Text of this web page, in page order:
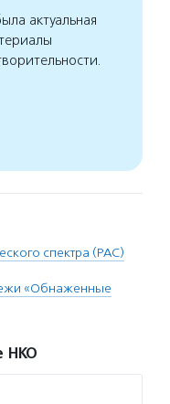
актуальная
спектра (РАС)
«Обнаженные
НКО